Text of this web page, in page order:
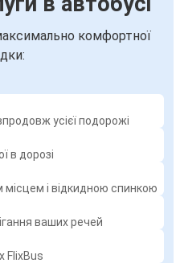
комфортної
усієї подорожі
в дорозі
і відкидною спинкою
ваших речей
FlixBus